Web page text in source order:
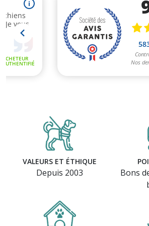
VALEURS ET ÉTHIQUE
Depuis 2003
Bons